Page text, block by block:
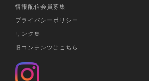
情報配信会員募集
プライバシーポリシー
リンク集
旧コンテンツはこちら